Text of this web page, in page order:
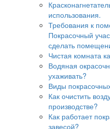
использования.
Требования к
Покрасочный
сделать
Чистая комната
Водяная
ухаживать?
Виды
Как очистить
производстве?
Как работает
завесой?